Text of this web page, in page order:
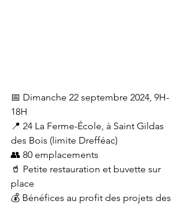
📅 Dimanche 22 septembre 2024, 9H-
18H
📍 24 La Ferme-École, à Saint Gildas
des Bois (limite Drefféac)
👥 80 emplacements
🥤 Petite restauration et buvette sur
place
💰 Bénéfices au profit des projets des